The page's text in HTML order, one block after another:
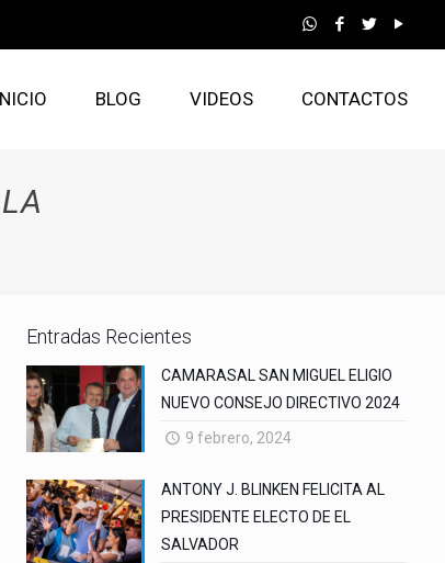
BLOG VIDEOS CONTACTOS
Entradas Recientes
CAMARASAL SAN MIGUEL ELIGIO
NUEVO CONSEJO DIRECTIVO 2024
9 febrero, 2024
ANTONY J. BLINKEN FELICITA AL
PRESIDENTE ELECTO DE EL
SALVADOR